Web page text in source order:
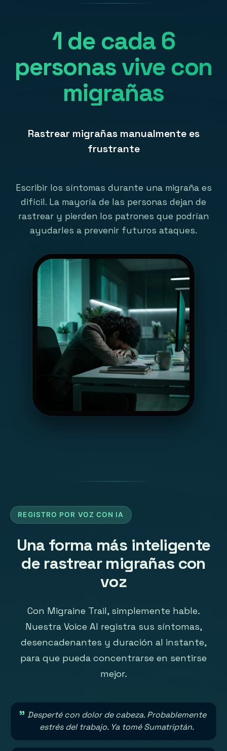
1 de cada 6
personas vive con
migrañas
Rastrear migrañas manualmente es
frustrante
Escribir los síntomas durante una migraña es
difícil. La mayoría de las personas dejan de
rastrear y pierden los patrones que podrían
ayudarles a prevenir futuros ataques.
REGISTRO POR VOZ CON IA
Una forma más inteligente
de rastrear migrañas con
voz
Con Migraine Trail, simplemente hable.
Nuestra Voice AI registra sus síntomas,
desencadenantes y duración al instante,
para que pueda concentrarse en sentirse
mejor.
" Desperté con dolor de cabeza. Probablemente
estrés del trabajo. Ya tomé Sumatriptán.